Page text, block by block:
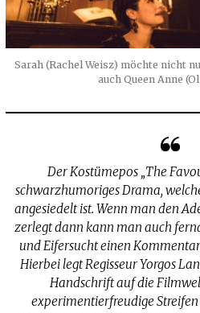
Sarah (Rachel Weisz) möchte nicht
auch Queen Anne
Der Kostümepos „The
schwarzhumoriges Drama,
angesiedelt ist. Wenn man den
zerlegt dann kann man auch
und Eifersucht einen
Hierbei legt Regisseur Yorgos
Handschrift auf die
experimentierfreudige